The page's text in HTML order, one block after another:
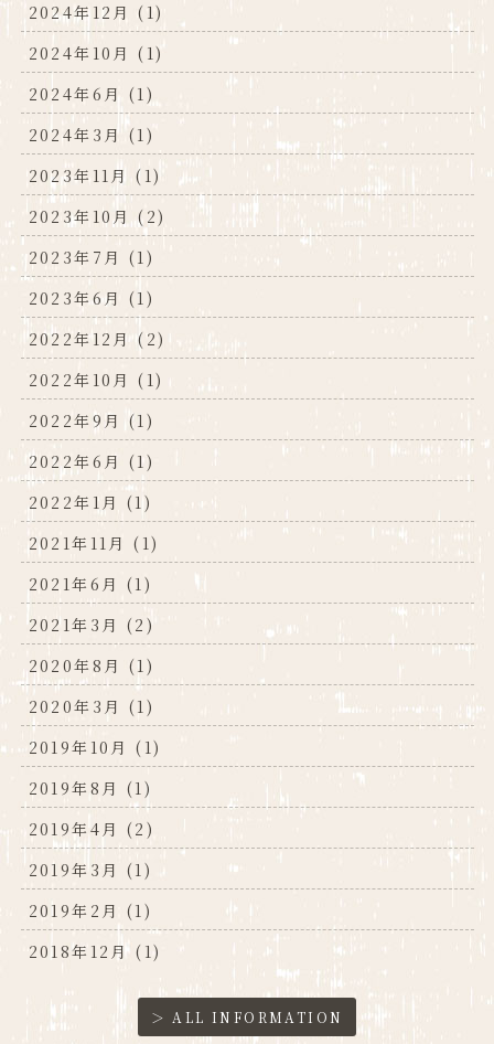
2024年12月 (1)
2024年10月 (1)
2024年6月 (1)
2024年3月 (1)
2023年11月 (1)
2023年10月 (2)
2023年7月 (1)
2023年6月 (1)
2022年12月 (2)
2022年10月 (1)
2022年9月 (1)
2022年6月 (1)
2022年1月 (1)
2021年11月 (1)
2021年6月 (1)
2021年3月 (2)
2020年8月 (1)
2020年3月 (1)
2019年10月 (1)
2019年8月 (1)
2019年4月 (2)
2019年3月 (1)
2019年2月 (1)
2018年12月 (1)
＞ ALL INFORMATION